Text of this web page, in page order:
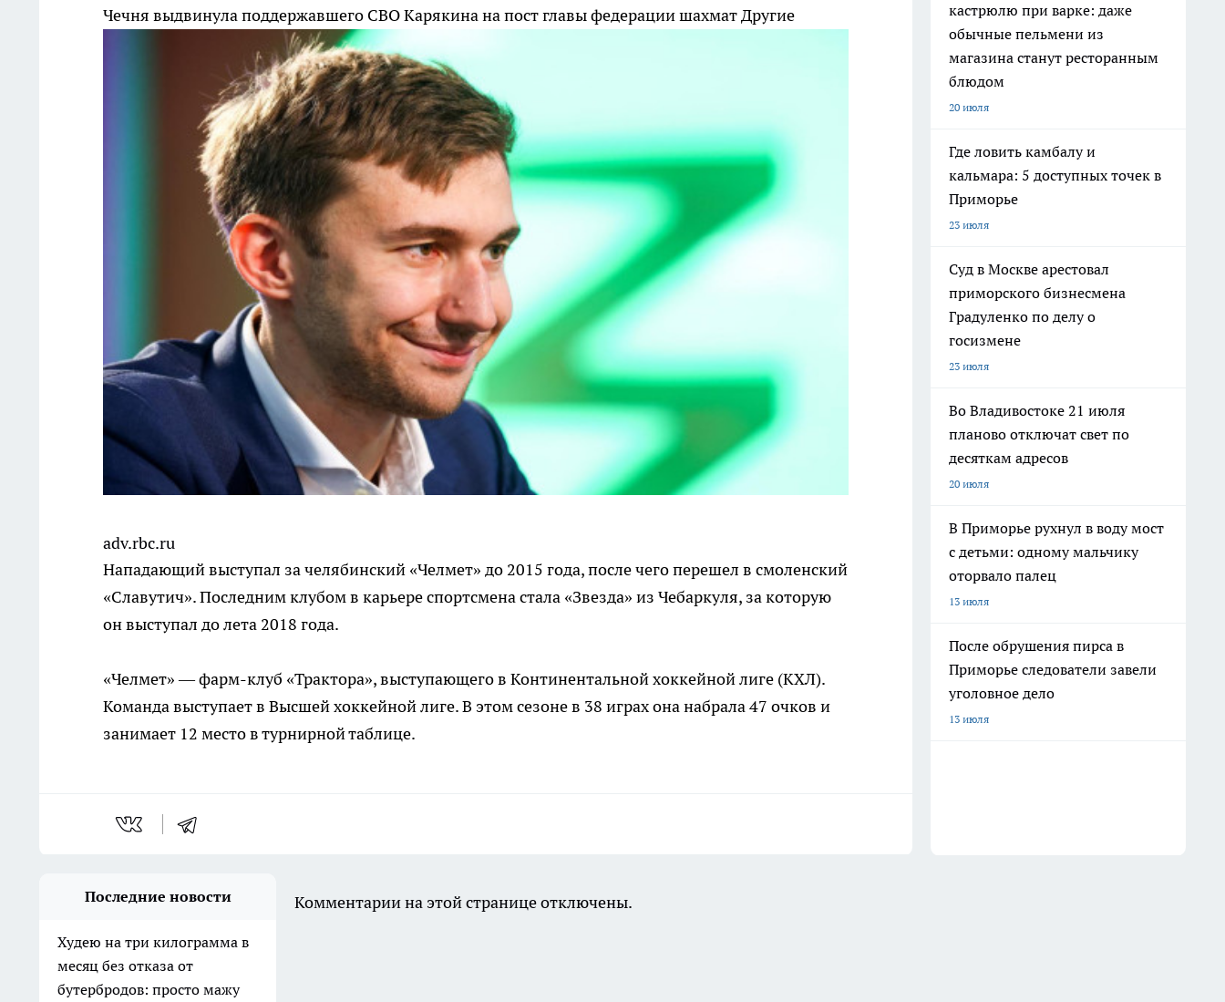
Чечня выдвинула поддержавшего СВО Карякина на пост главы федерации шахматДругие
adv.rbc.ru
Нападающий выступал за челябинский «Челмет» до 2015 года, после чего перешел в смоленский
«Славутич». Последним клубом в карьере спортсмена стала «Звезда» из Чебаркуля, за которую
он выступал до лета 2018 года.
«Челмет» — фарм-клуб «Трактора», выступающего в Континентальной хоккейной лиге (КХЛ).
Команда выступает в Высшей хоккейной лиге. В этом сезоне в 38 играх она набрала 47 очков и
занимает 12 место в турнирной таблице.
кастрюлю при варке: даже
обычные пельмени из
магазина станут ресторанным
блюдом
20 июля
Где ловить камбалу и
кальмара: 5 доступных точек в
Приморье
23 июля
Суд в Москве арестовал
приморского бизнесмена
Градуленко по делу о
госизмене
23 июля
Во Владивостоке 21 июля
планово отключат свет по
десяткам адресов
20 июля
В Приморье рухнул в воду мост
с детьми: одному мальчику
оторвало палец
13 июля
После обрушения пирса в
Приморье следователи завели
уголовное дело
13 июля
Последние новости
Худею на три килограмма в
месяц без отказа от
бутербродов: просто мажу
Комментарии на этой странице отключены.